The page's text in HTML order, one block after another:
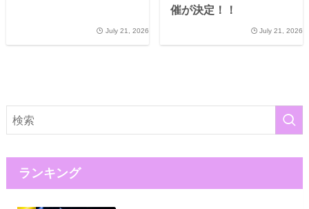
July 21, 2026
催が決定！！
July 21, 2026
ランキング